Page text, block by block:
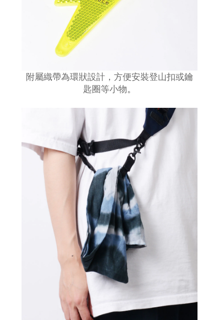
附屬織帶為環狀設計，方便安裝登山扣或鑰
匙圈等小物。